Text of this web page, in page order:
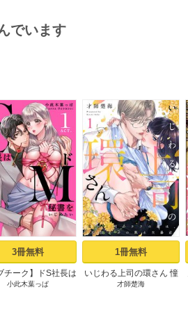
でいます
3冊無料
チーク】ドS社長は
書をいじめたい～
小此木葉っぱ
1冊無料
いじわる上司の環さん 憧
れ上司のウラの顔は、私
才師楚海